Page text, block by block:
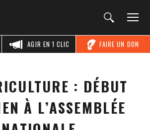
FAIRE UN DON
AGIR EN 1 CLIC
: DÉBUT
À L’ASSEMBLÉE